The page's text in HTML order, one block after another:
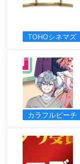
TOHOシネマズ
カラフルピーチ